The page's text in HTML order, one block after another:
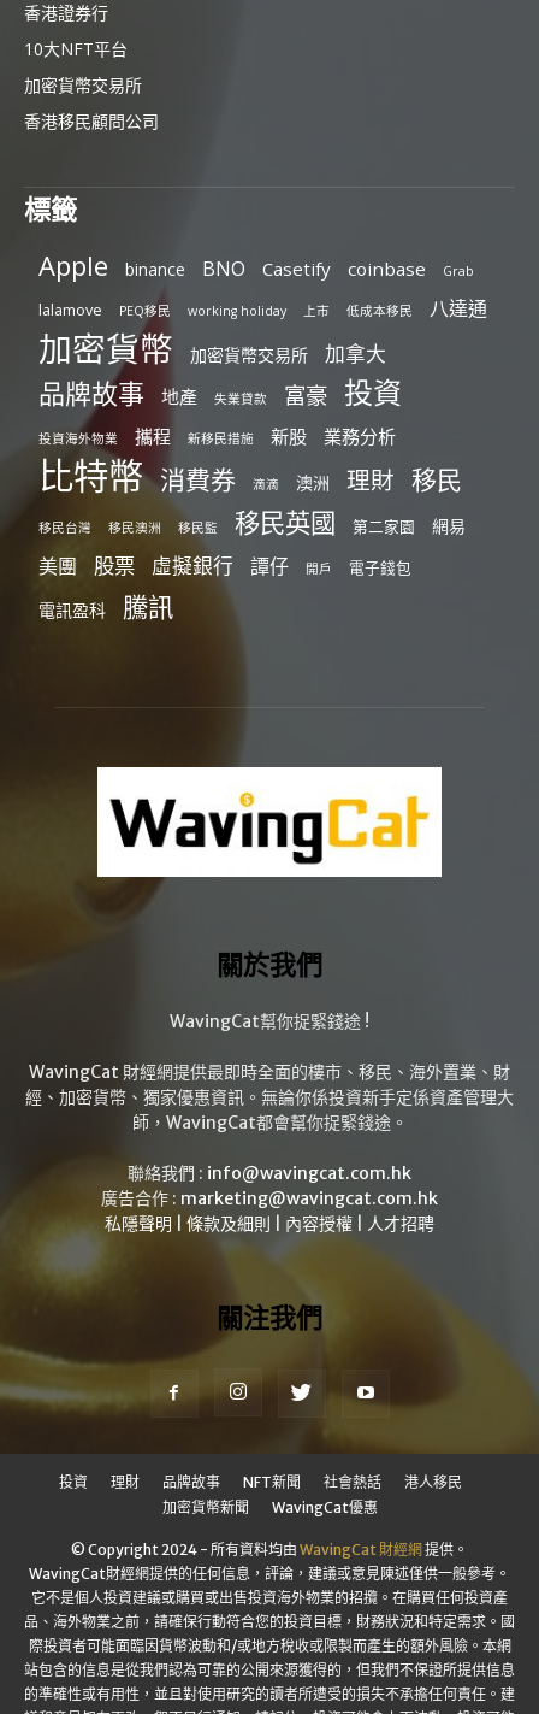
香港證券行
10大NFT平台
加密貨幣交易所
香港移民顧問公司
標籤
Apple binance BNO Casetify coinbase Grab
lalamove PEQ移民 working holiday 上市 低成本移民 八達通
加密貨幣 加密貨幣交易所 加拿大
品牌故事 地產 失業貸款 富豪 投資
投資海外物業 攜程 新移民措施 新股 業務分析
比特幣 消費券 滴滴 澳洲 理財 移民
移民台灣 移民澳洲 移民監 移民英國 第二家園 網易
美團 股票 虛擬銀行 譚仔 開戶 電子錢包
電訊盈科 騰訊
關於我們
WavingCat幫你捉緊錢途 !
WavingCat 財經網提供最即時全面的樓市、移民、海外置業、財
經、加密貨幣、獨家優惠資訊。無論你係投資新手定係資產管理大
師，WavingCat都會幫你捉緊錢途。
聯絡我們 : info@wavingcat.com.hk
廣告合作 : marketing@wavingcat.com.hk
私隱聲明
條款及細則 內容授權 人才招聘
關注我們
投資 理財 品牌故事 NFT新聞 社會熱話
港人移民
加密貨幣新聞
WavingCat優惠
© Copyright 2024 - 所有資料均由 WavingCat 財經網提供。
WavingCat財經網提供的任何信息，評論，建議或意見陳述僅供一般參考。
它不是個人投資建議或購買或出售投資海外物業的招攬。在購買任何投資產
品、海外物業之前，請確保行動符合您的投資目標，財務狀況和特定需求。國
際投資者可能面臨因貨幣波動和/或地方稅收或限製而產生的額外風險。本網
站包含的信息是從我們認為可靠的公開來源獲得的，但我們不保證所提供信息
的準確性或有用性，並且對使用研究的讀者所遭受的損失不承擔任何責任。建